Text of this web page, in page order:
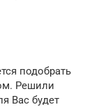
подобрать
Решили
Вас будет